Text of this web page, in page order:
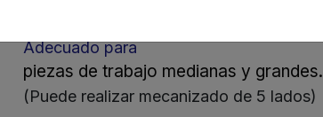
Adecuado para
piezas de trabajo medianas y grandes.
(Puede realizar mecanizado de 5 lados)